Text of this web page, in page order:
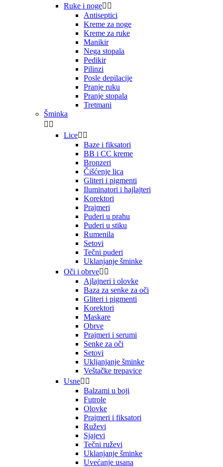
Ruke i noge 
Antiseptici
Kreme za noge
Kreme za ruke
Manikir
Nega stopala
Pedikir
Pilinzi
Posle depilacije
Pranje ruku
Pranje stopala
Tretmani
Šminka
 
Lice 
Baze i fiksatori
BB i CC kreme
Bronzeri
Čišćenje lica
Gliteri i pigmenti
Iluminatori i hajlajteri
Korektori
Prajmeri
Puderi u prahu
Puderi u stiku
Rumenila
Setovi
Tečni puderi
Uklanjanje šminke
Oči i obrve 
Ajlajneri i olovke
Baza za senke za oči
Gliteri i pigmenti
Korektori
Maskare
Obrve
Prajmeri i serumi
Senke za oči
Setovi
Ukljanjanje šminke
Veštačke trepavice
Usne 
Balzami u boji
Futrole
Olovke
Prajmeri i fiksatori
Ruževi
Sjajevi
Tečni ruževi
Uklanjanje šminke
Uvećanje usana